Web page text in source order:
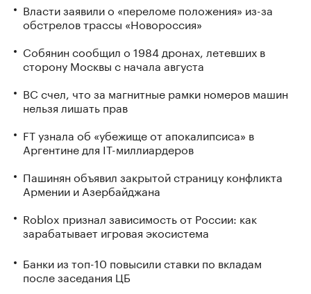
Власти заявили о «переломе положения» из-за
обстрелов трассы «Новороссия»
Собянин сообщил о 1984 дронах, летевших в
сторону Москвы с начала августа
ВС счел, что за магнитные рамки номеров машин
нельзя лишать прав
FT узнала об «убежище от апокалипсиса» в
Аргентине для IT-миллиардеров
Пашинян объявил закрытой страницу конфликта
Армении и Азербайджана
Roblox признал зависимость от России: как
зарабатывает игровая экосистема
Банки из топ-10 повысили ставки по вкладам
после заседания ЦБ